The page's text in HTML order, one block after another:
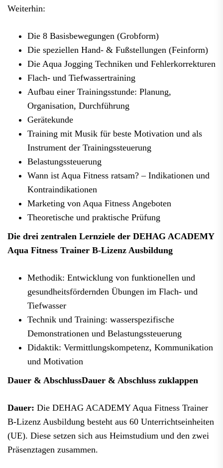
Weiterhin:
Die 8 Basisbewegungen (Grobform)
Die speziellen Hand- & Fußstellungen (Feinform)
Die Aqua Jogging Techniken und Fehlerkorrekturen
Flach- und Tiefwassertraining
Aufbau einer Trainingsstunde: Planung,
Organisation, Durchführung
Gerätekunde
Training mit Musik für beste Motivation und als
Instrument der Trainingssteuerung
Belastungssteuerung
Wann ist Aqua Fitness ratsam? – Indikationen und
Kontraindikationen
Marketing von Aqua Fitness Angeboten
Theoretische und praktische Prüfung
Die drei zentralen Lernziele der DEHAG ACADEMY
Aqua Fitness Trainer B-Lizenz Ausbildung
Methodik: Entwicklung von funktionellen und
gesundheitsfördernden Übungen im Flach- und
Tiefwasser
Technik und Training: wasserspezifische
Demonstrationen und Belastungssteuerung
Didaktik: Vermittlungskompetenz, Kommunikation
und Motivation
Dauer & AbschlussDauer & Abschluss zuklappen
Dauer: Die DEHAG ACADEMY Aqua Fitness Trainer
B-Lizenz Ausbildung besteht aus 60 Unterrichtseinheiten
(UE). Diese setzen sich aus Heimstudium und den zwei
Präsenztagen zusammen.